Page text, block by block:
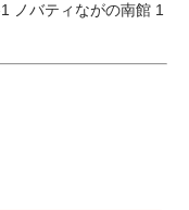
ノバティながの南館 1